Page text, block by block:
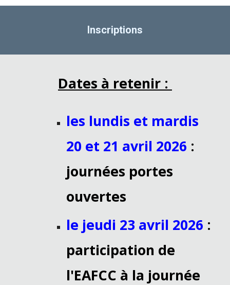
Inscriptions
Dates à retenir :
les lundis et mardis
20 et 21 avril 2026 :
journées portes
ouvertes
le jeudi 23 avril 2026 :
participation de
l'EAFCC à la journée